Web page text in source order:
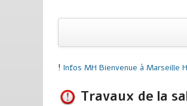
Infos MH Bienvenue à Marseille
Travaux de la